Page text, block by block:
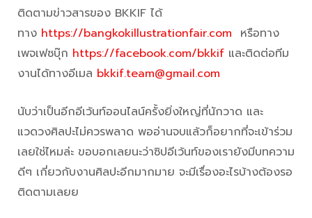
ติดตามข่าวสารของ BKKIF ได้
ทาง https://bangkokillustrationfair.com หรือทาง
เพจเฟซบุ๊ก https://facebook.com/bkkif และติดต่อทีม
งานได้ทางอีเมล bkkif.team@gmail.com
นับว่าเป็นอีกอีเว้นท์ออนไลน์ครั้งยิ่งใหญ่ที่นักวาด และ
แวดวงศิลปะไม่ควรพลาด พออ่านจบแล้วก็อยากที่จะเข้าร่วม
เลยใช่ไหมล่ะ ขอบอกเลยนะว่าซิปอีเว้นท์ของเรายังมีบทความ
ดีๆ เกี่ยวกับงานศิลปะอีกมากมาย จะมีเรื่องอะไรบ้างต้องรอ
ติดตามเลยย